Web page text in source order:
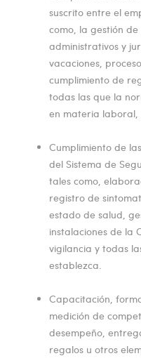
suscrito entre el
como, la gestión
administrativos y
vacaciones,
cumplimiento de
todas las que la
en materia
Cumplimiento de
del Sistema de
tales como,
registro de
estado de salud,
instalaciones de la
vigilancia y todas
establezca.
Capacitación,
medición de
desempeño,
regalos u otros